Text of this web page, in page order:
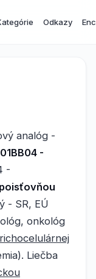
Odkazy
analóg -
-
-
- SR, EÚ
onkológ
Liečba